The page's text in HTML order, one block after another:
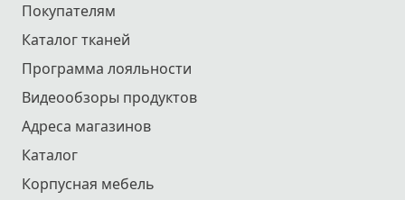
Покупателям
Каталог тканей
Программа лояльности
Видеообзоры продуктов
Адреса магазинов
Каталог
Корпусная мебель